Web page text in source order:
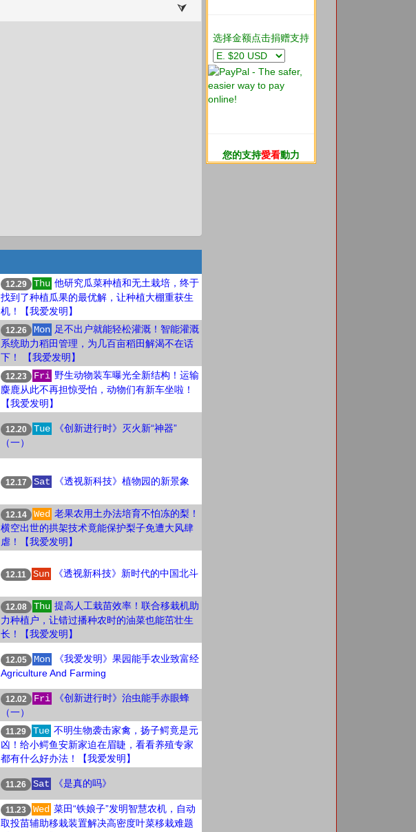
12.29 Thu 他研究瓜菜种植和无土栽培，终于
找到了种植瓜果的最优解，让种植大棚重获生
机！【我爱发明】
12.26 Mon 足不出户就能轻松灌溉！智能灌溉
系统助力稻田管理，为几百亩稻田解渴不在话
下！ 【我爱发明】
12.23 Fri 野生动物装车曝光全新结构！运输
麋鹿从此不再担惊受怕，动物们有新车坐啦！
【我爱发明】
12.20 Tue
《创新进行时》灭火新“神器”
（一）
12.17 Sat 《透视新科技》植物园的新景象
12.14 Wed 老果农用土办法培育不怕冻的梨！
横空出世的拱架技术竟能保护梨子免遭大风肆
虐！【我爱发明】
12.11 Sun 《透视新科技》新时代的中国北斗
12.08 Thu 提高人工栽苗效率！联合移栽机助
力种植户，让错过播种农时的油菜也能茁壮生
长！【我爱发明】
12.05 Mon
《我爱发明》果园能手农业致富经
Agriculture And Farming
12.02 Fri
《创新进行时》治虫能手赤眼蜂
（一）
11.29 Tue 不明生物袭击家禽，扬子鳄竟是元
凶！给小鳄鱼安新家迫在眉睫，看看养殖专家
都有什么好办法！【我爱发明】
11.26 Sat 《是真的吗》
11.23 Wed 菜田“铁娘子”发明智慧农机，自动
取投苗辅助移栽装置解决高密度叶菜移栽难题
选择金额点击捐赠支持
您的支持愛看動力